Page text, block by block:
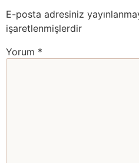
E-posta adresiniz
işaretlenmişlerdir
Yorum *